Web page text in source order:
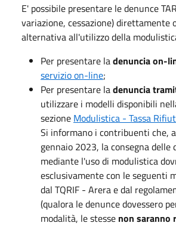
E' possibile presentare le denunce
variazione, cessazione) direttamente
alternativa all'utilizzo della
Per presentare ladenuncia on-
servizio on-line;
Per presentare ladenuncia
utilizzare i modelli disponibili
sezione Modulistica - Tassa
Si informano i contribuenti che,
gennaio 2023, la consegna delle
mediante l'uso di modulistica
esclusivamente con le seguenti
dal TQRIF - Arera e dal
(qualora le denunce dovessero
modalità, le stesse non saranno